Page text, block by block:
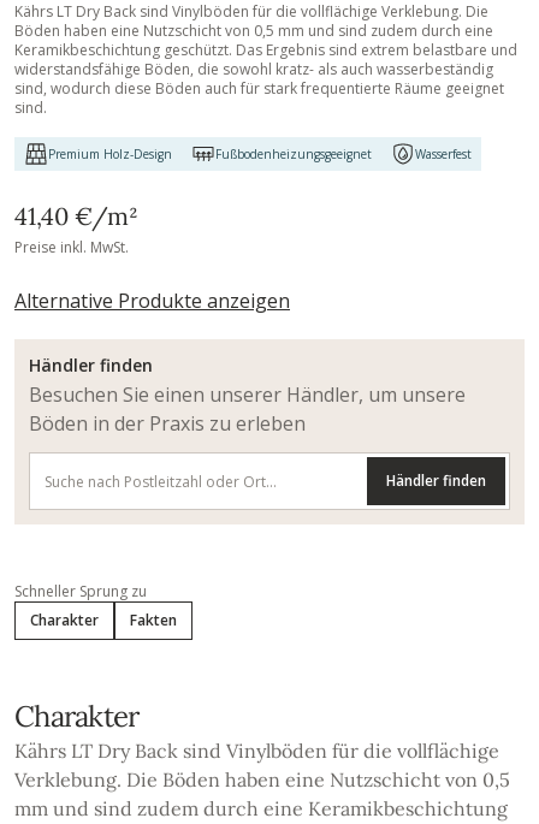
Kährs LT Dry Back sind Vinylböden für die vollflächige Verklebung. Die
Böden haben eine Nutzschicht von 0,5 mm und sind zudem durch eine
Keramikbeschichtung geschützt. Das Ergebnis sind extrem belastbare und
widerstandsfähige Böden, die sowohl kratz- als auch wasserbeständig
sind, wodurch diese Böden auch für stark frequentierte Räume geeignet
sind.
Premium Holz-Design Fußbodenheizungsgeeignet Wasserfest
41,40 €/m²
Preise inkl. MwSt.
Alternative Produkte anzeigen
Händler finden
Besuchen Sie einen unserer Händler, um unsere
Böden in der Praxis zu erleben
Händler finden
Schneller Sprung zu
Charakter
Fakten
Charakter
Kährs LT Dry Back sind Vinylböden für die vollflächige
Verklebung. Die Böden haben eine Nutzschicht von 0,5
mm und sind zudem durch eine Keramikbeschichtung